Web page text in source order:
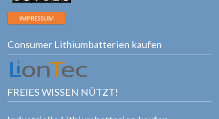
Consumer Lithiumbatterien kaufen
FREIES WISSEN NÜTZT!